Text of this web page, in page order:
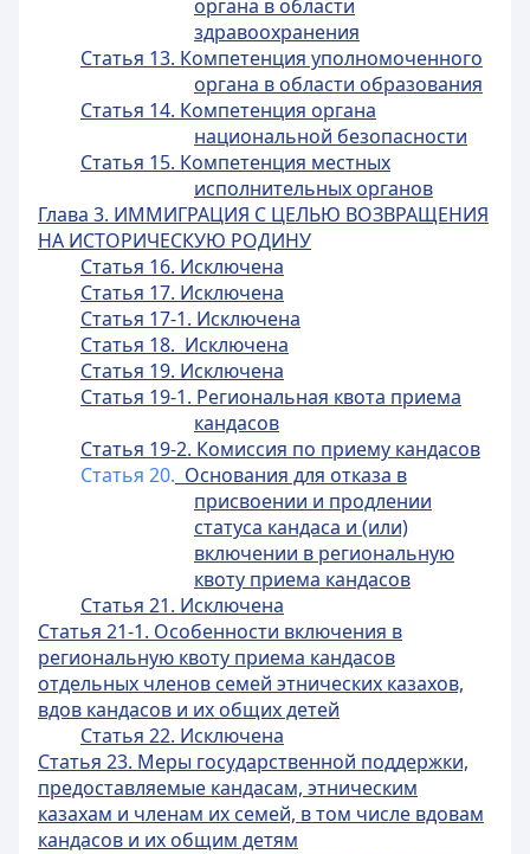
органа в области
здравоохранения
Статья 13. Компетенция уполномоченного
органа в области образования
Статья 14. Компетенция органа
национальной безопасности
Статья 15. Компетенция местных
исполнительных органов
Глава 3. ИММИГРАЦИЯ С ЦЕЛЬЮ ВОЗВРАЩЕНИЯ
НА ИСТОРИЧЕСКУЮ РОДИНУ
Статья 16. Исключена
Статья 17. Исключена
Статья 17-1. Исключена
Статья 18. Исключена
Статья 19. Исключена
Статья 19-1. Региональная квота приема
кандасов
Статья 19-2. Комиссия по приему кандасов
Статья 20. Основания для отказа в
присвоении и продлении
статуса кандаса и (или)
включении в региональную
квоту приема кандасов
Статья 21. Исключена
Статья 21-1. Особенности включения в
региональную квоту приема кандасов
отдельных членов семей этнических казахов,
вдов кандасов и их общих детей
Статья 22. Исключена
Статья 23. Меры государственной поддержки,
предоставляемые кандасам, этническим
казахам и членам их семей, в том числе вдовам
кандасов и их общим детям